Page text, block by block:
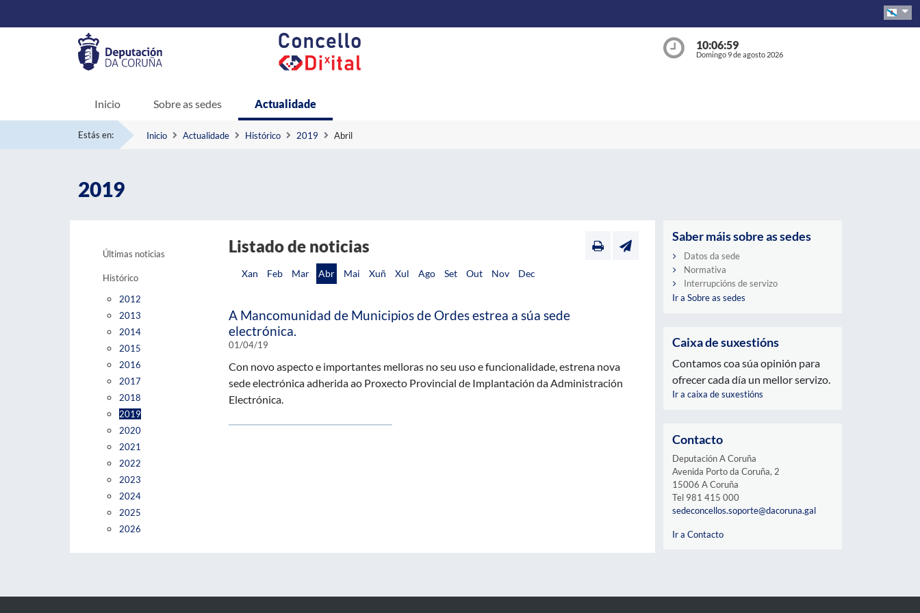
10:06:59
Domingo 9 de agosto 2026
Inicio Sobre as sedes Actualidade
Estás en: Inicio Actualidade Histórico 2019 Abril
2019
Últimas noticias
Histórico
2012
2013
2014
2015
2016
2017
2018
2019
2020
2021
2022
2023
2024
2025
2026
Listado de noticias
Xan Feb Mar Abr Mai Xuñ Xul Ago Set Out Nov Dec
A Mancomunidad de Municipios de Ordes estrea a súa sede
electrónica.
01/04/19
Con novo aspecto e importantes melloras no seu uso e funcionalidade, estrena nova
sede electrónica adherida ao Proxecto Provincial de Implantación da Administración
Electrónica.
Saber máis sobre as sedes
Datos da sede
Normativa
Interrupcións de servizo
Ir a Sobre as sedes
Caixa de suxestións
Contamos coa súa opinión para
ofrecer cada día un mellor servizo.
Ir a caixa de suxestións
Contacto
Deputación A Coruña
Avenida Porto da Coruña, 2
15006 A Coruña
Tel 981 415 000
sedeconcellos.soporte@dacoruna.gal
Ir a Contacto